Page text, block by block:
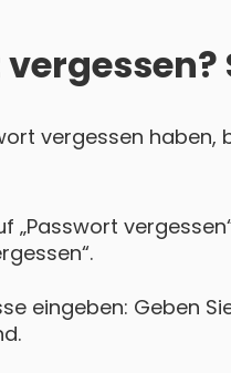
vergessen
„Passwort
eingeben: Geben